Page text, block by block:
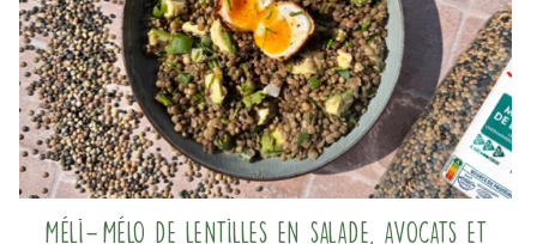
Méli-Mélo de lentilles en salade, avocats et